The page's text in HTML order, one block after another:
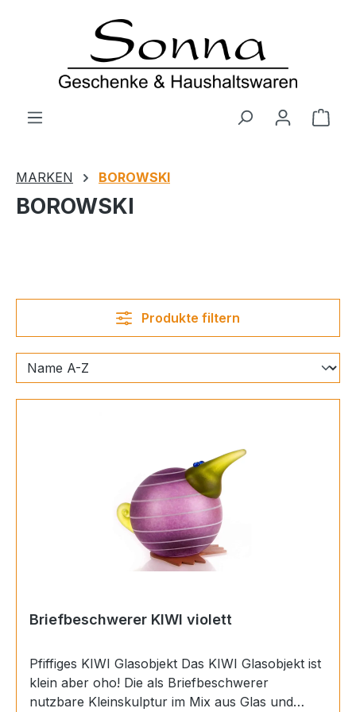
Zum Hauptinhalt springen
MARKEN BOROWSKI
BOROWSKI
Produkte filtern
Briefbeschwerer KIWI violett
Pfiffiges KIWI Glasobjekt Das KIWI Glasobjekt ist
klein aber oho! Die als Briefbeschwerer
nutzbare Kleinskulptur im Mix aus Glas und